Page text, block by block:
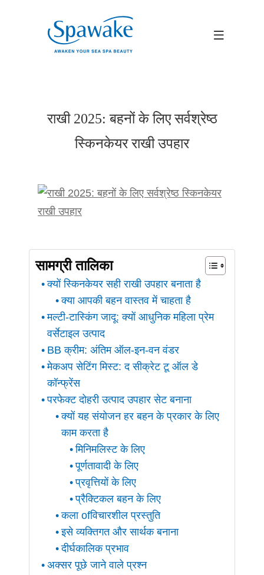
राखी 2025: बहनों के लिए सर्वश्रेष्ठ
स्किनकेयर राखी उपहार
सामग्री तालिका
क्यों स्किनकेयर सही राखी उपहार बनाता है
क्या आपकी बहन वास्तव में चाहता है
मल्टी-टास्किंग जादू: क्यों आधुनिक महिला प्रेम
वर्सेटाइल उत्पाद
BB क्रीम: अंतिम ऑल-इन-वन वंडर
मेकअप सेटिंग मिस्ट: द सीक्रेट टू ऑल डे
कॉन्फ्रेंस
परफेक्ट दोहरी उत्पाद उपहार सेट बनाना
क्यों यह संयोजन हर बहन के प्रकार के लिए
काम करता है
मिनिमलिस्ट के लिए
पूर्णतावादी के लिए
प्रवृत्तियों के लिए
प्रैक्टिकल बहन के लिए
कला ofविचारशील प्रस्तुति
इसे व्यक्तिगत और सार्थक बनाना
दीर्घकालिक प्रभाव
अक्सर पूछे जाने वाले प्रश्न